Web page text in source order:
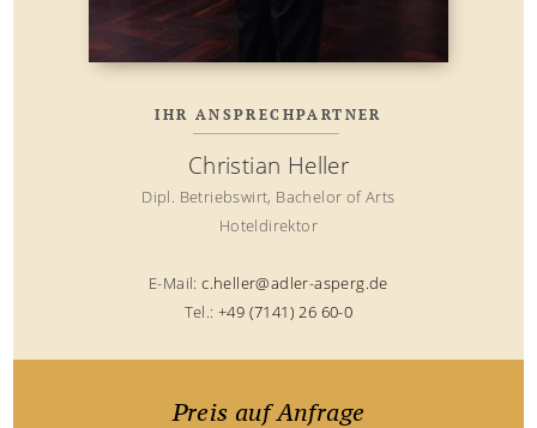
IHR ANSPRECHPARTNER
Christian Heller
Dipl. Betriebswirt, Bachelor of Arts
Hoteldirektor
E-Mail:c.heller@adler-asperg.de
Tel.:+49 (7141) 26 60-0
Preis auf Anfrage